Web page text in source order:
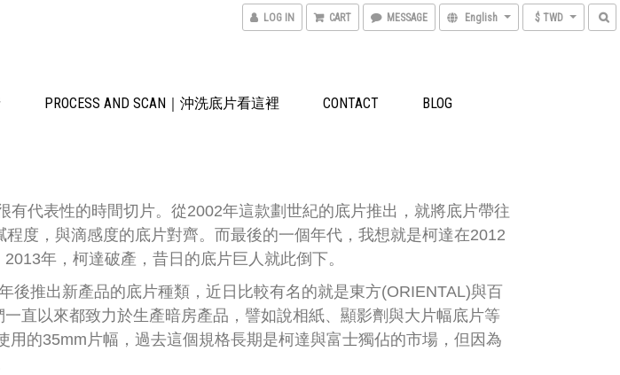
LOG IN CART MESSAGE English $ TWD
PROCESS AND SCAN｜沖洗底片看這裡 CONTACT BLOG
代表性的時間切片。從2002年這款劃世紀的底片推出，就將底片帶往
度，與滴感度的底片對齊。而最後的一個年代，我想就是柯達在2012
年，柯達破產，昔日的底片巨人就此倒下。
推出新產品的底片種類，近日比較有名的就是東方(ORIENTAL)與百
直以來都致力於生產暗房產品，譬如說相紙、顯影劑與大片幅底片等
的35mm片幅，過去這個規格長期是柯達與富士獨佔的市場，但因為